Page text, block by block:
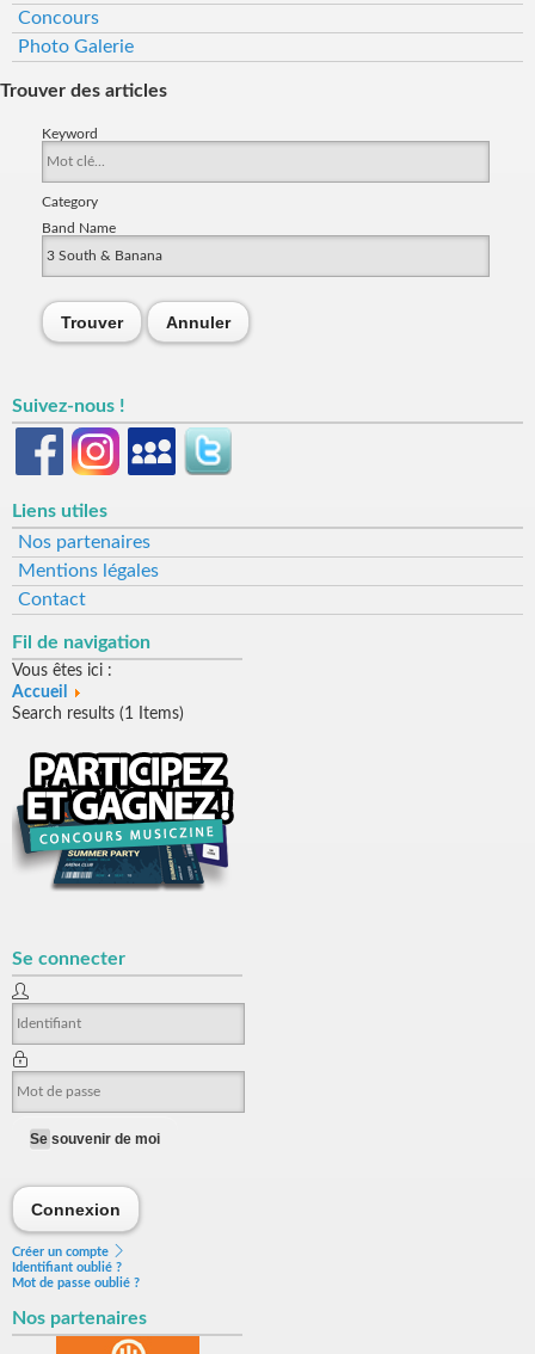
Concours
Photo Galerie
Trouver des articles
Keyword
Category
Band Name
Trouver Annuler
Suivez-nous !
Liens utiles
Nos partenaires
Mentions légales
Contact
Fil de navigation
Vous êtes ici :
Accueil
Search results (1 Items)
Se connecter
Se souvenir de moi
Connexion
Créer un compte
Identifiant oublié ?
Mot de passe oublié ?
Nos partenaires